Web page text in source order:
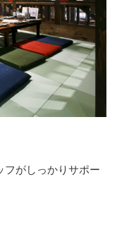
フがしっかりサポー